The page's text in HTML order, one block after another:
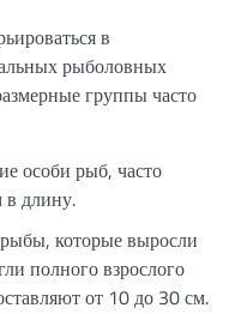
в
рыболовных
группы часто
особи рыб, часто
длину.
которые выросли
полного взрослого
от 10 до 30 см.